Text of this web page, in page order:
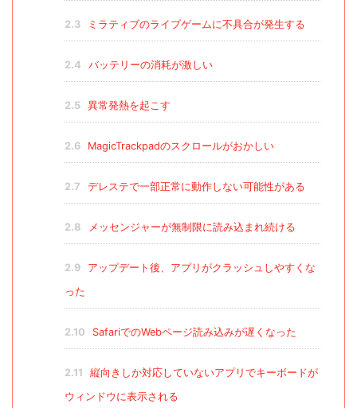
2.3 ミラティブのライブゲームに不具合が発生する
2.4 バッテリーの消耗が激しい
2.5 異常発熱を起こす
2.6 MagicTrackpadのスクロールがおかしい
2.7 デレステで一部正常に動作しない可能性がある
2.8 メッセンジャーが無制限に読み込まれ続ける
2.9
アップデート後、アプリがクラッシュしやすくな
った
2.10 SafariでのWebページ読み込みが遅くなった
2.11
縦向きしか対応していないアプリでキーボードが
ウィンドウに表示される